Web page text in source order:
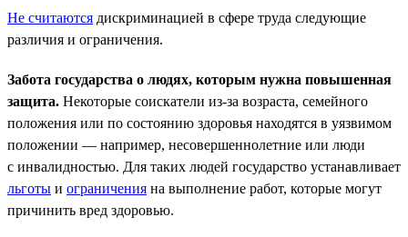
Не считаются дискриминацией в сфере труда следующие
различия и ограничения.
Забота государства о людях, которым нужна повышенная
защита. Некоторые соискатели из-за возраста, семейного
положения или по состоянию здоровья находятся в уязвимом
положении — например, несовершеннолетние или люди
с инвалидностью. Для таких людей государство устанавливает
льготы и ограничения на выполнение работ, которые могут
причинить вред здоровью.